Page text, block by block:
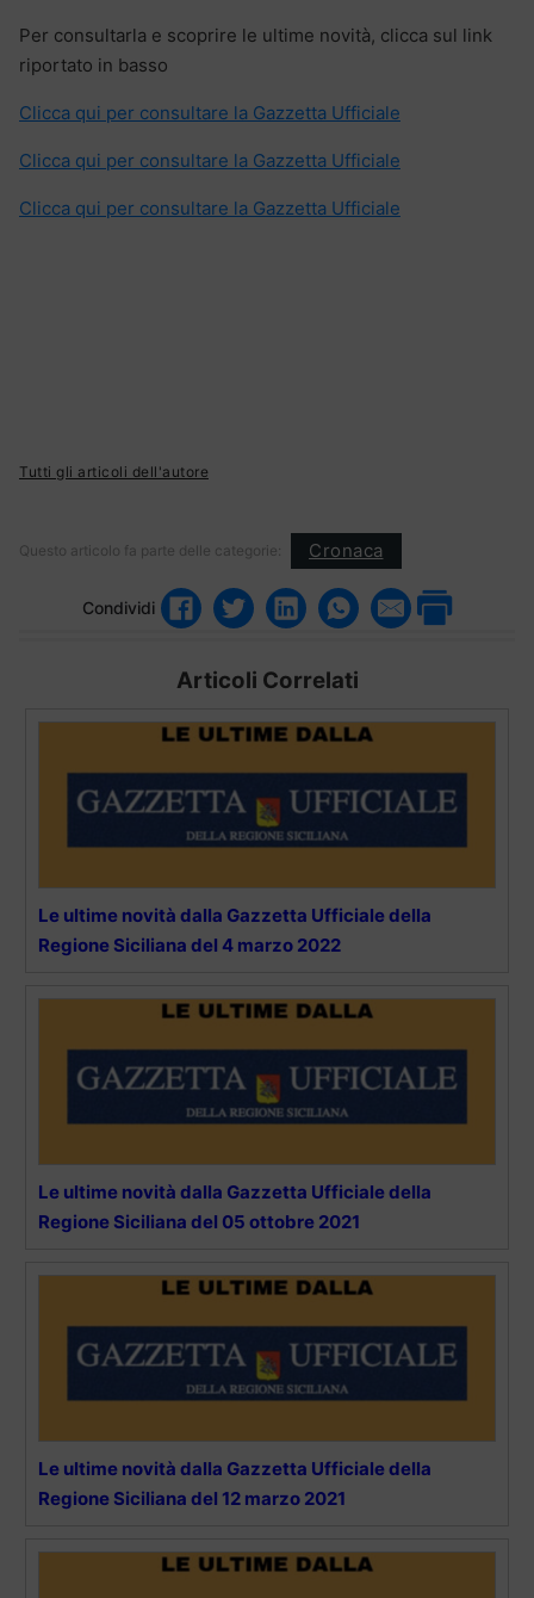
Per consultarla e scoprire le ultime novità, clicca sul link
riportato in basso
Clicca qui per consultare la Gazzetta Ufficiale
Clicca qui per consultare la Gazzetta Ufficiale
Clicca qui per consultare la Gazzetta Ufficiale
Tutti gli articoli dell'autore
Questo articolo fa parte delle categorie: Cronaca
Condividi
Articoli Correlati
Le ultime novità dalla Gazzetta Ufficiale della
Regione Siciliana del 4 marzo 2022
Le ultime novità dalla Gazzetta Ufficiale della
Regione Siciliana del 05 ottobre 2021
Le ultime novità dalla Gazzetta Ufficiale della
Regione Siciliana del 12 marzo 2021